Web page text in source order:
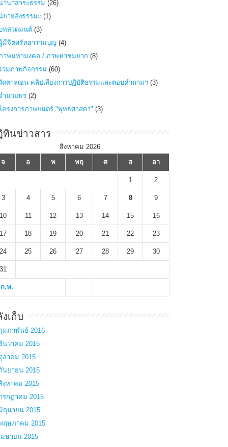
านาสาระธรรม (26)
ยายอิงธรรมะ (1)
ทสวดมนต์ (3)
มีจิตศรัทธาร่วมบุญ (4)
าพมหามงคล / ภาพหาชมยาก (8)
วมภาพกิจกรรม (60)
ดตาลเอน คลิปเสียงการปฏิบัติธรรมและตอบคำถามฯ (3)
ำนวยพร (2)
ครงการภาพยนตร์ "พุทธศาสดา" (3)
นข่าวสาร
สิงหาคม 2026
จ
อ พ พฤ ศ ส อา
.พ.
1 2
3 4 5 6 7 8 9
10 11 12 13 14 15 16
17 18 19 20 21 22 23
24 25 26 27 28 29 30
31
เก็บ
มภาพันธ์ 2016
นวาคม 2015
ลาคม 2015
นยายน 2015
งหาคม 2015
รกฎาคม 2015
ถุนายน 2015
ฤษภาคม 2015
มษายน 2015